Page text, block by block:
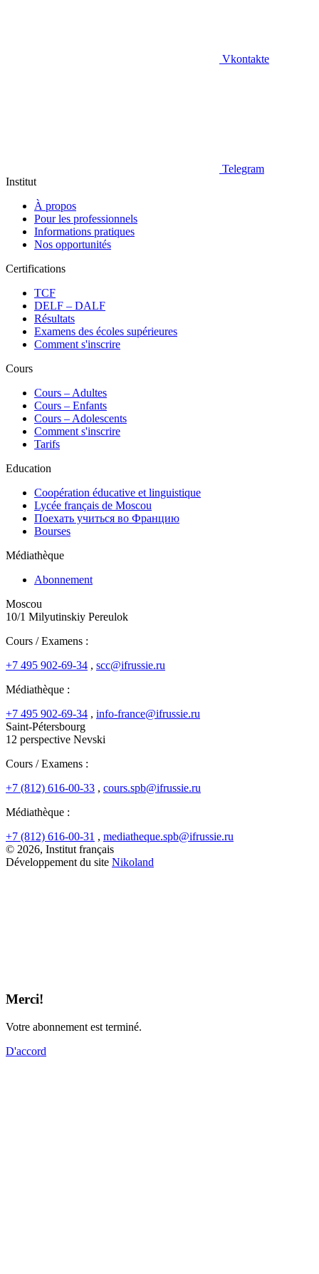
Vkontakte
Telegram
Institut
À propos
Pour les professionnels
Informations pratiques
Nos opportunités
Certifications
TCF
DELF – DALF
Résultats
Examens des écoles supérieures
Comment s'inscrire
Cours
Сours – Adultes
Cours – Enfants
Cours – Adolescents
Comment s'inscrire
Tarifs
Education
Coopération éducative et linguistique
Lycée français de Moscou
Поехать учиться во Францию
Bourses
Médiathèque
Abonnement
Moscou
10/1 Milyutinskiy Pereulok
Cours / Examens :
+7 495 902-69-34 , scc@ifrussie.ru
Médiathèque :
+7 495 902-69-34 , info-france@ifrussie.ru
Saint-Pétersbourg
12 perspective Nevski
Cours / Examens :
+7 (812) 616-00-33 , cours.spb@ifrussie.ru
Médiathèque :
+7 (812) 616-00-31 , mediatheque.spb@ifrussie.ru
© 2026, Institut français
Développement du site Nikoland
Merci!
Votre abonnement est terminé.
D'accord